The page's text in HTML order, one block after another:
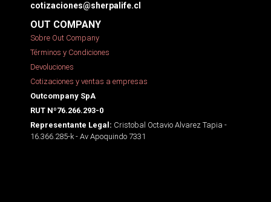
cotizaciones@sherpalife.cl
OUT COMPANY
Sobre Out Company
Términos y Condiciones
Devoluciones
Cotizaciones y ventas a empresas
Outcompany SpA
RUT Nº76.266.293-0
Representante Legal: Cristobal Octavio Alvarez Tapia -
16.366.285-k - Av Apoquindo 7331